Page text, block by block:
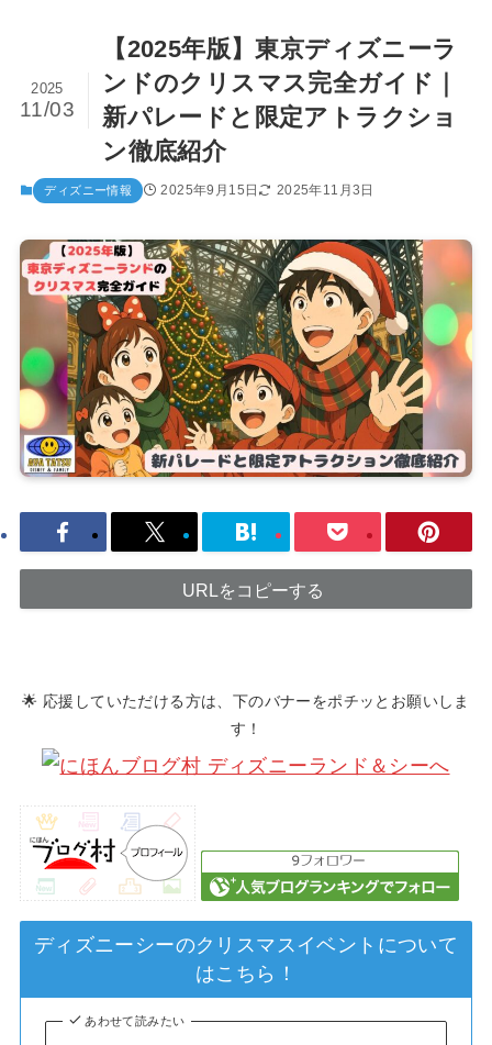
【2025年版】東京ディズニーラ
ンドのクリスマス完全ガイド｜
新パレードと限定アトラクショ
ン徹底紹介
2025
11/03
ディズニー情報 2025年9月15日 2025年11月3日
URLをコピーする
🌟 応援していただける方は、下のバナーをポチッとお願いしま
す！
ディズニーシーのクリスマスイベントについて
はこちら！
あわせて読みたい